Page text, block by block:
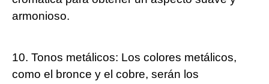
armonioso.
10. Tonos metálicos: Los colores metálicos,
como el bronce y el cobre, serán los